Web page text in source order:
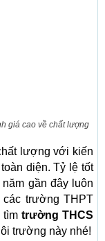
giá cao về chất lượng
lượng với kiến
diện. Tỷ lệ tốt
gần đây luôn
trường THPT
tìm trường THCS
trường này nhé!